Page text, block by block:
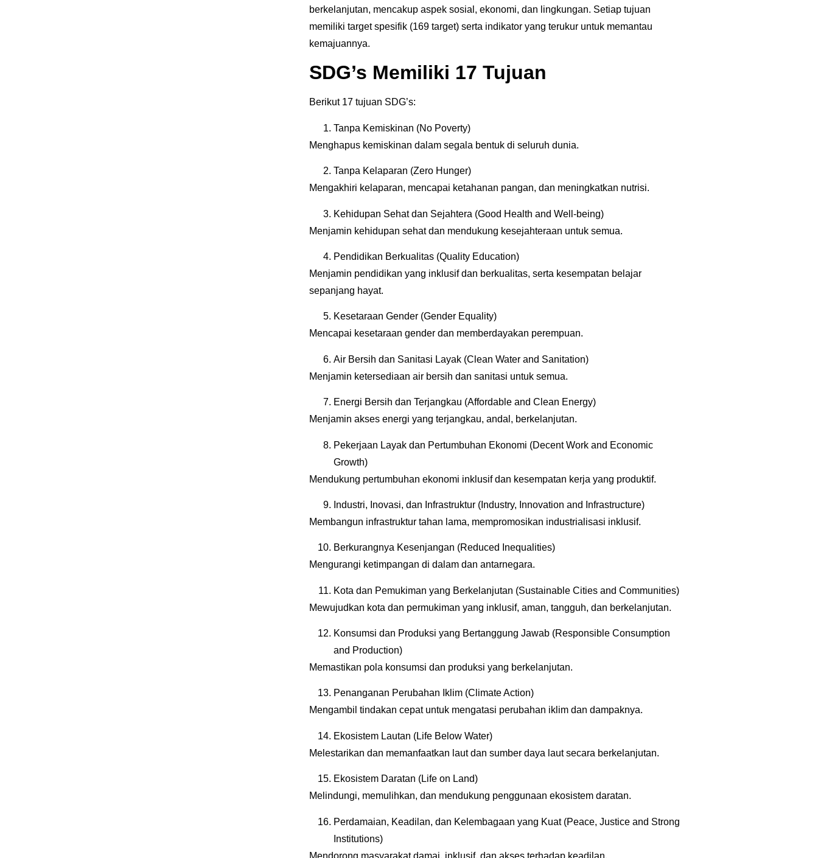
berkelanjutan, mencakup aspek sosial, ekonomi, dan lingkungan. Setiap tujuan
memiliki target spesifik (169 target) serta indikator yang terukur untuk memantau
kemajuannya.
SDG’s Memiliki 17 Tujuan
Berikut 17 tujuan SDG’s:
Tanpa Kemiskinan (No Poverty)
Menghapus kemiskinan dalam segala bentuk di seluruh dunia.
Tanpa Kelaparan (Zero Hunger)
Mengakhiri kelaparan, mencapai ketahanan pangan, dan meningkatkan nutrisi.
Kehidupan Sehat dan Sejahtera (Good Health and Well-being)
Menjamin kehidupan sehat dan mendukung kesejahteraan untuk semua.
Pendidikan Berkualitas (Quality Education)
Menjamin pendidikan yang inklusif dan berkualitas, serta kesempatan belajar
sepanjang hayat.
Kesetaraan Gender (Gender Equality)
Mencapai kesetaraan gender dan memberdayakan perempuan.
Air Bersih dan Sanitasi Layak (Clean Water and Sanitation)
Menjamin ketersediaan air bersih dan sanitasi untuk semua.
Energi Bersih dan Terjangkau (Affordable and Clean Energy)
Menjamin akses energi yang terjangkau, andal, berkelanjutan.
Pekerjaan Layak dan Pertumbuhan Ekonomi (Decent Work and Economic
Growth)
Mendukung pertumbuhan ekonomi inklusif dan kesempatan kerja yang produktif.
Industri, Inovasi, dan Infrastruktur (Industry, Innovation and Infrastructure)
Membangun infrastruktur tahan lama, mempromosikan industrialisasi inklusif.
Berkurangnya Kesenjangan (Reduced Inequalities)
Mengurangi ketimpangan di dalam dan antarnegara.
Kota dan Pemukiman yang Berkelanjutan (Sustainable Cities and Communities)
Mewujudkan kota dan permukiman yang inklusif, aman, tangguh, dan berkelanjutan.
Konsumsi dan Produksi yang Bertanggung Jawab (Responsible Consumption
and Production)
Memastikan pola konsumsi dan produksi yang berkelanjutan.
Penanganan Perubahan Iklim (Climate Action)
Mengambil tindakan cepat untuk mengatasi perubahan iklim dan dampaknya.
Ekosistem Lautan (Life Below Water)
Melestarikan dan memanfaatkan laut dan sumber daya laut secara berkelanjutan.
Ekosistem Daratan (Life on Land)
Melindungi, memulihkan, dan mendukung penggunaan ekosistem daratan.
Perdamaian, Keadilan, dan Kelembagaan yang Kuat (Peace, Justice and Strong
Institutions)
Mendorong masyarakat damai, inklusif, dan akses terhadap keadilan.